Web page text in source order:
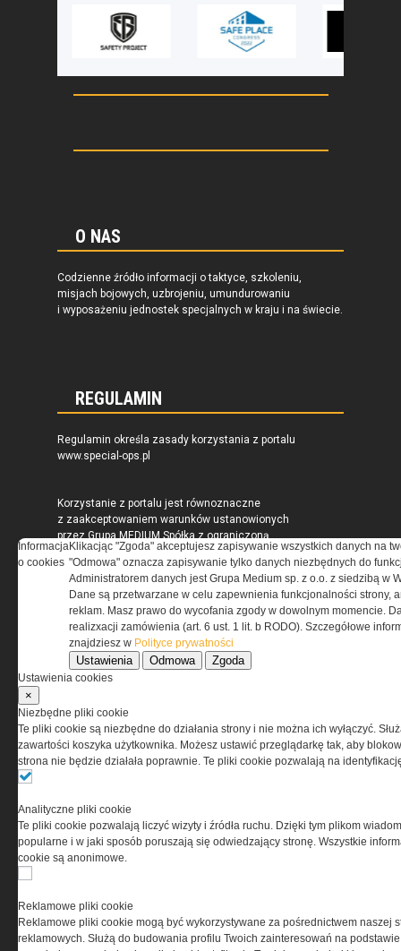
O NAS
Codzienne źródło informacji o taktyce, szkoleniu,
misjach bojowych, uzbrojeniu, umundurowaniu
i wyposażeniu jednostek specjalnych w kraju i na świecie.
REGULAMIN
Regulamin określa zasady korzystania z portalu
www.special-ops.pl
Korzystanie z portalu jest równoznaczne
z zaakceptowaniem warunków ustanowionych
przez Grupa MEDIUM Spółka z ograniczoną
odpowiedzialnością Spółka komandytowa, nr KRS:
0000537655, NIP 1132860378, REGON 146393437
(zwana dalej Grupa MEDIUM) w postaci Regulaminu.
Przeczytaj regulamin
PRYWATNOŚĆ
Ta witryna wykorzystuje pliki cookies do przechowywania
w tym w sposób dostosowany do indywidualnych potrzeb.
Korzystanie z witryny bez zmiany ustawień dotyczących
cookies oznacza, że będą one zamieszczane w Twoim
urządzeniu końcowym. W każdym momencie możesz
serwisu prosimy o zapoznanie się z naszą
prywatnościorazinformacją o cookies.
Informacja
o cookies
Klikacjąc "Zgoda" akceptujesz zapisywanie wszystkich danych na
"Odmowa" oznacza zapisywanie tylko danych niezbędnych do
Administratorem danych jest Grupa Medium sp. z o.o. z siedzibą w
Dane są przetwarzane w celu zapewnienia funkcjonalności strony,
reklam. Masz prawo do wycofania zgody w dowolnym momencie.
realizxacji zamówienia (art. 6 ust. 1 lit. b RODO). Szczegółowe
znajdziesz w Polityce prywatności
Ustawienia Odmowa Zgoda
Ustawienia cookies
×
Niezbędne pliki cookie
Te pliki cookie są niezbędne do działania strony i nie można ich wyłączyć.
zawartości koszyka użytkownika. Możesz ustawić przeglądarkę tak, aby
strona nie będzie działała poprawnie. Te pliki cookie pozwalają na
Analityczne pliki cookie
Te pliki cookie pozwalają liczyć wizyty i źródła ruchu. Dzięki tym plikom
popularne i w jaki sposób poruszają się odwiedzający stronę. Wszystkie
cookie są anonimowe.
Reklamowe pliki cookie
Reklamowe pliki cookie mogą być wykorzystywane za pośrednictwem naszej
reklamowych. Służą do budowania profilu Twoich zainteresowań na